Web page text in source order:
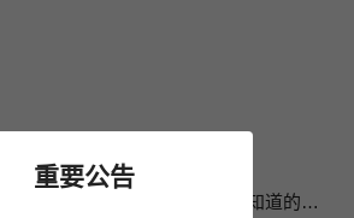
只有我们知道的世界
重要公告